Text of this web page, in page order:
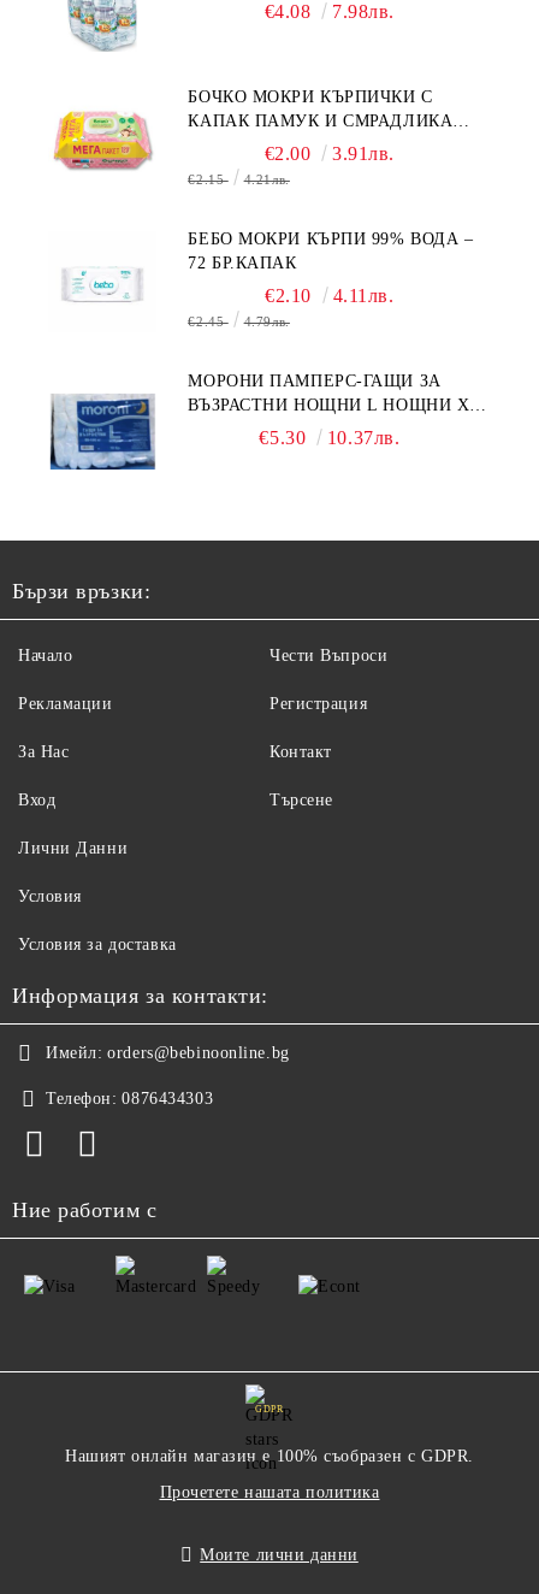
€4.08 7.98лв.
БОЧКО МОКРИ КЪРПИЧКИ С
КАПАК ПАМУК И СМРАДЛИКА
€2.00 3.91лв.
€2.15 4.21лв.
БЕБО МОКРИ КЪРПИ 99% ВОДА –
72 БР.КАПАК
€2.10 4.11лв.
€2.45 4.79лв.
МОРОНИ ПАМПЕРС-ГАЩИ ЗА
ВЪЗРАСТНИ НОЩНИ L НОЩНИ X
€5.30 10.37лв.
Бързи връзки:
Начало
Рекламации
За Нас
Вход
Чести Въпроси
Регистрация
Контакт
Търсене
Лични Данни
Условия
Условия за доставка
Информация за контакти:
Имейл: orders@bebinoonline.bg
Телефон: 0876434303
Ние работим с
GDPR
Нашият онлайн магазин е 100% съобразен с GDPR.
Прочетете нашата политика
Моите лични данни